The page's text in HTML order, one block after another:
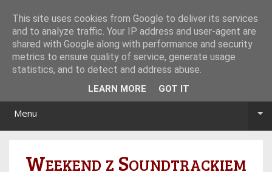
Menu
Weekend z Soundtrackiem
This site uses cookies from Google to deliver its services
and to analyze traffic. Your IP address and user-agent are
shared with Google along with performance and security
metrics to ensure quality of service, generate usage
statistics, and to detect and address abuse.
LEARN MORE GOT IT